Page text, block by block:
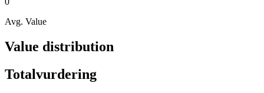
Avg. Value
Value distribution
Totalvurdering